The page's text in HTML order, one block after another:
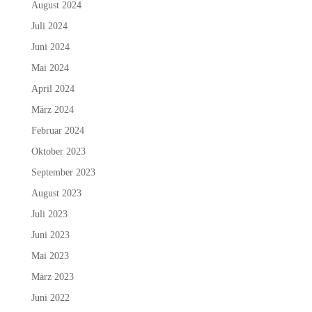
August 2024
Juli 2024
Juni 2024
Mai 2024
April 2024
März 2024
Februar 2024
Oktober 2023
September 2023
August 2023
Juli 2023
Juni 2023
Mai 2023
März 2023
Juni 2022